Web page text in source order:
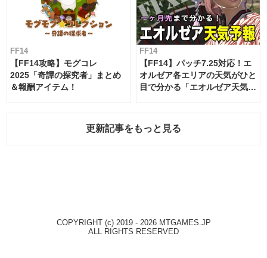
FF14
【FF14攻略】モグコレ
2025「奇譚の探究者」まとめ
＆報酬アイテム！
FF14
【FF14】パッチ7.25対応！エ
オルゼア各エリアの天気がひと
目で分かる「エオルゼア天気予
更新記事をもっと見る
COPYRIGHT (c) 2019 - 2026 MTGAMES.JP
ALL RIGHTS RESERVED